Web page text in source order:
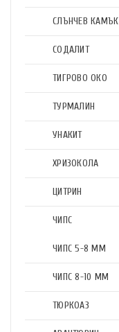
СЛЪНЧЕВ КАМЪК
СОДАЛИТ
ТИГРОВО ОКО
ТУРМАЛИН
УНАКИТ
ХРИЗОКОЛА
ЦИТРИН
ЧИПС
ЧИПС 5-8 ММ
ЧИПС 8-10 ММ
ТЮРКОАЗ